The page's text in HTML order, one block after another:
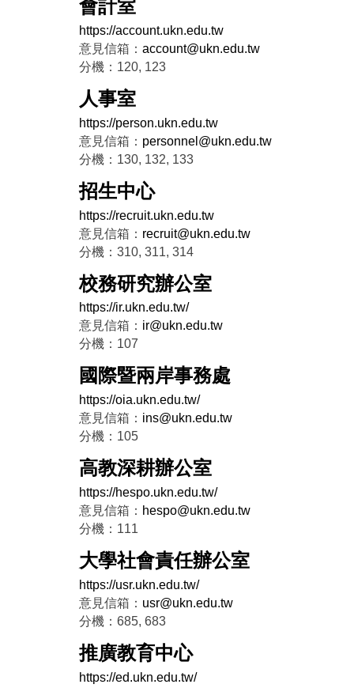
會計室
https://account.ukn.edu.tw
意見信箱： account@ukn.edu.tw
分機：120, 123
人事室
https://person.ukn.edu.tw
意見信箱： personnel@ukn.edu.tw
分機：130, 132, 133
招生中心
https://recruit.ukn.edu.tw
意見信箱： recruit@ukn.edu.tw
分機：310, 311, 314
校務研究辦公室
https://ir.ukn.edu.tw/
意見信箱： ir@ukn.edu.tw
分機：107
國際暨兩岸事務處
https://oia.ukn.edu.tw/
意見信箱： ins@ukn.edu.tw
分機：105
高教深耕辦公室
https://hespo.ukn.edu.tw/
意見信箱： hespo@ukn.edu.tw
分機：111
大學社會責任辦公室
https://usr.ukn.edu.tw/
意見信箱： usr@ukn.edu.tw
分機：685, 683
推廣教育中心
https://ed.ukn.edu.tw/